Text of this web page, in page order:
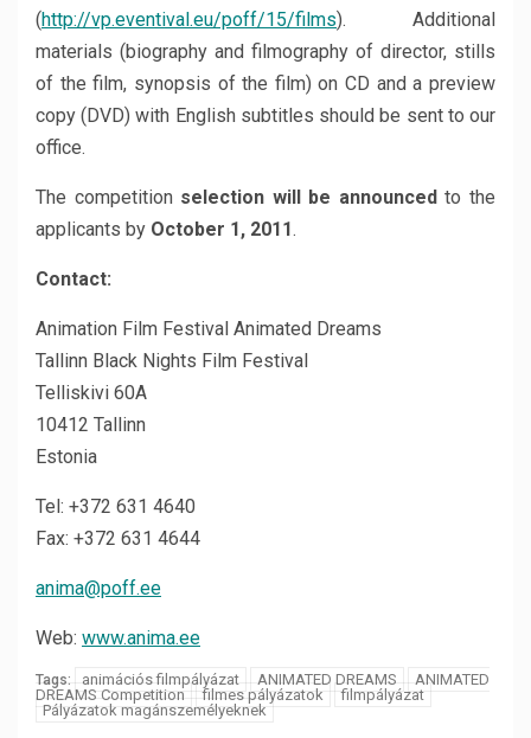
(http://vp.eventival.eu/poff/15/films). Additional
materials (biography and filmography of director, stills
of the film, synopsis of the film) on CD and a preview
copy (DVD) with English subtitles should be sent to our
office.
The competition selection will be announcedto the
applicants by October 1, 2011.
Contact:
Animation Film Festival Animated Dreams
Tallinn Black Nights Film Festival
Telliskivi 60A
10412 Tallinn
Estonia
Tel: +372 631 4640
Fax: +372 631 4644
anima@poff.ee
Web: www.anima.ee
Tags: animációs filmpályázat ANIMATED DREAMS
ANIMATED
DREAMS Competition
filmes pályázatok
filmpályázat
Pályázatok magánszemélyeknek